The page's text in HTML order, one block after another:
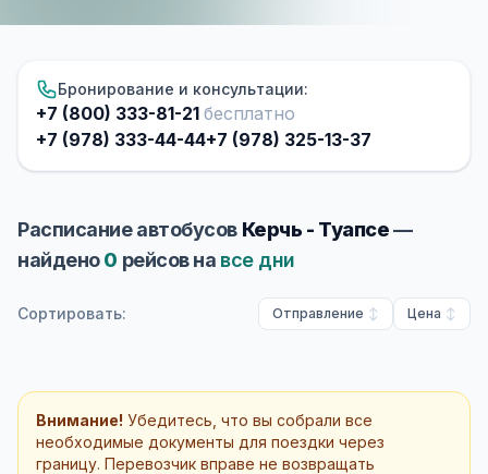
Бронирование и консультации:
+7 (800) 333-81-21 бесплатно
+7 (978) 333-44-44+7 (978) 325-13-37
Расписание автобусов Керчь - Туапсе—
найдено0 рейсов на все дни
Сортировать: Отправление Цена
Внимание! Убедитесь, что вы собрали все
необходимые документы для поездки через
границу. Перевозчик вправе не возвращать